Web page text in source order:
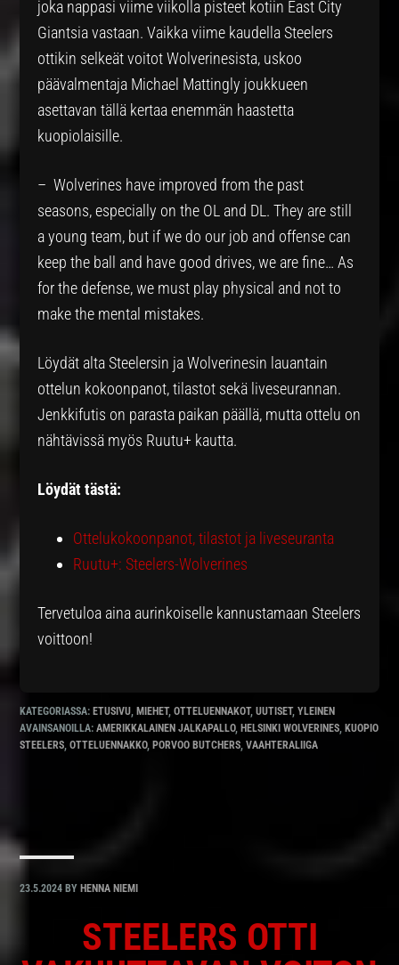
joka nappasi viime viikolla pisteet kotiin East City
Giantsia vastaan. Vaikka viime kaudella Steelers
ottikin selkeät voitot Wolverinesista, uskoo
päävalmentaja Michael Mattingly joukkueen
asettavan tällä kertaa enemmän haastetta
kuopiolaisille.
– Wolverines have improved from the past
seasons, especially on the OL and DL. They are still
a young team, but if we do our job and offense can
keep the ball and have good drives, we are fine… As
for the defense, we must play physical and not to
make the mental mistakes.
Löydät alta Steelersin ja Wolverinesin lauantain
ottelun kokoonpanot, tilastot sekä liveseurannan.
Jenkkifutis on parasta paikan päällä, mutta ottelu on
nähtävissä myös Ruutu+ kautta.
Löydät tästä:
Ottelukokoonpanot, tilastot ja liveseuranta
Ruutu+: Steelers-Wolverines
Tervetuloa aina aurinkoiselle kannustamaan Steelers
voittoon!
KATEGORIASSA:ETUSIVU,MIEHET,OTTELUENNAKOT,UUTISET,YLEINEN
AVAINSANOILLA:AMERIKKALAINEN JALKAPALLO,HELSINKI WOLVERINES,KUOPIO
STEELERS,OTTELUENNAKKO,PORVOO BUTCHERS,VAAHTERALIIGA
23.5.2024 BYHENNA NIEMI
STEELERS OTTI